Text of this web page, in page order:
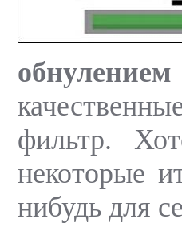
фильтр.
некоторые
нибудь для